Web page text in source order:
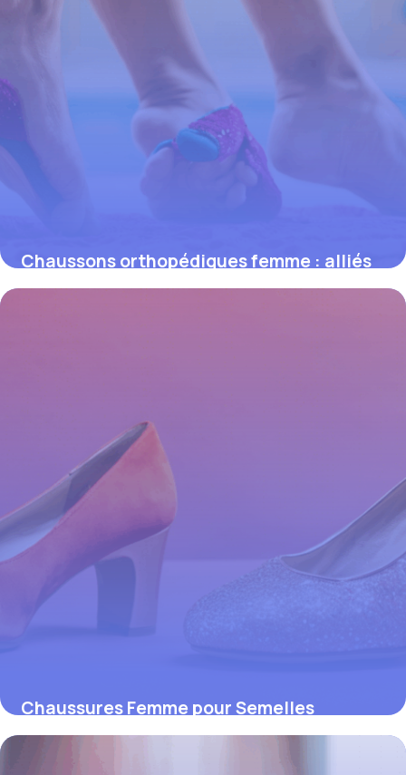
Chaussons orthopédiques femme : alliés
indispensables pour un confort et un
Chaussures Femme pour Semelles
Orthopédiques : Allier Santé du Pied et